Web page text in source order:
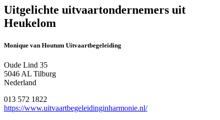
Uitgelichte uitvaartondernemers uit
Heukelom
Monique van Houtum Uitvaartbegeleiding
Oude Lind 35
5046 AL Tilburg
Nederland
013 572 1822
https://www.uitvaartbegeleidinginharmonie.nl/